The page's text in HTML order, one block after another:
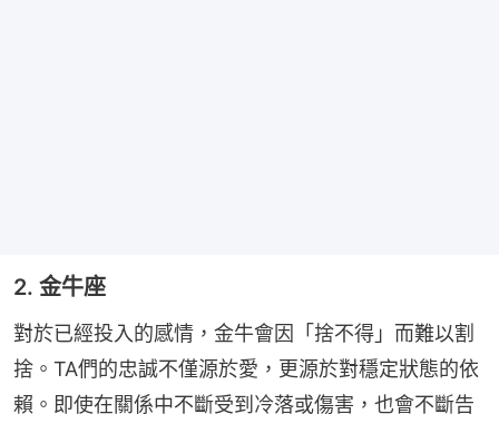
2. 金牛座
對於已經投入的感情，金牛會因「捨不得」而難以割
捨。TA們的忠誠不僅源於愛，更源於對穩定狀態的依
賴。即使在關係中不斷受到冷落或傷害，也會不斷告